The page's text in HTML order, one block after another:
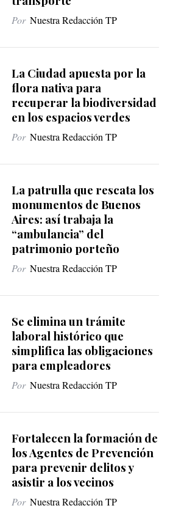
Por Nuestra Redacción TP
La Ciudad apuesta por la
flora nativa para
recuperar la biodiversidad
en los espacios verdes
Por Nuestra Redacción TP
La patrulla que rescata los
monumentos de Buenos
Aires: así trabaja la
“ambulancia” del
patrimonio porteño
Por Nuestra Redacción TP
Se elimina un trámite
laboral histórico que
simplifica las obligaciones
para empleadores
Por Nuestra Redacción TP
Fortalecen la formación de
los Agentes de Prevención
para prevenir delitos y
asistir a los vecinos
Por Nuestra Redacción TP